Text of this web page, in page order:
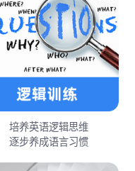
培养英语逻辑思维
逐步养成语言习惯